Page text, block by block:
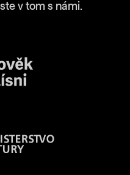
v tom s námi.